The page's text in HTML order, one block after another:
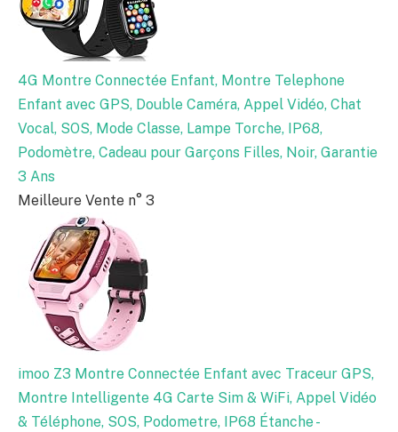
4G Montre Connectée Enfant, Montre Telephone
Enfant avec GPS, Double Caméra, Appel Vidéo, Chat
Vocal, SOS, Mode Classe, Lampe Torche, IP68,
Podomètre, Cadeau pour Garçons Filles, Noir, Garantie
3 Ans
Meilleure Vente n° 3
imoo Z3 Montre Connectée Enfant avec Traceur GPS,
Montre Intelligente 4G Carte Sim & WiFi, Appel Vidéo
& Téléphone, SOS, Podometre, IP68 Étanche -